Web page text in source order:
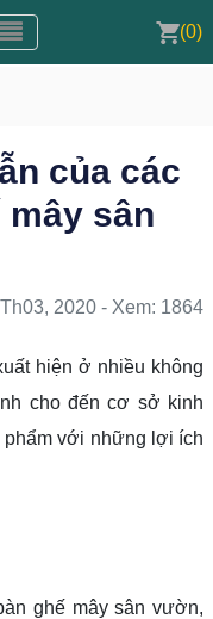
Toggle navigation(0)
của các
mây sân
2020 - Xem: 1864
hiện ở nhiều không
cho đến cơ sở kinh
phẩm với những lợi ích
ghế mây sân vườn,